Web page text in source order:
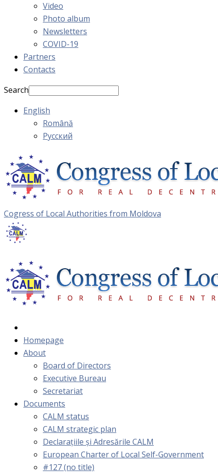
Video
Photo album
Newsletters
COVID-19
Partners
Contacts
Search
English
Română
Русский
Cogress of Local Authorities from Moldova
Homepage
About
Board of Directors
Executive Bureau
Secretariat
Documents
CALM status
CALM strategic plan
Declarațiile și Adresările CALM
European Charter of Local Self-Government
#127 (no title)